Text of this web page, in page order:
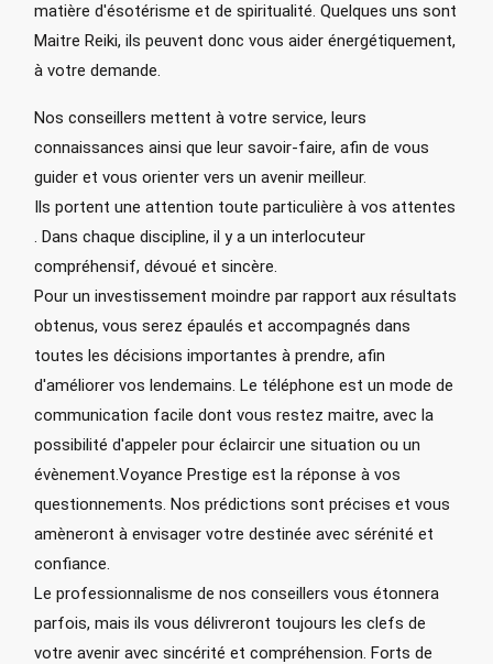
matière d'ésotérisme et de spiritualité. Quelques uns sont
Maitre Reiki, ils peuvent donc vous aider énergétiquement,
à votre demande.
Nos conseillers mettent à votre service, leurs
connaissances ainsi que leur savoir-faire, afin de vous
guider et vous orienter vers un avenir meilleur.
Ils portent une attention toute particulière à vos attentes
. Dans chaque discipline, il y a un interlocuteur
compréhensif, dévoué et sincère.
Pour un investissement moindre par rapport aux résultats
obtenus, vous serez épaulés et accompagnés dans
toutes les décisions importantes à prendre, afin
d'améliorer vos lendemains. Le téléphone est un mode de
communication facile dont vous restez maitre, avec la
possibilité d'appeler pour éclaircir une situation ou un
évènement.Voyance Prestige est la réponse à vos
questionnements. Nos prédictions sont précises et vous
amèneront à envisager votre destinée avec sérénité et
confiance.
Le professionnalisme de nos conseillers vous étonnera
parfois, mais ils vous délivreront toujours les clefs de
votre avenir avec sincérité et compréhension. Forts de